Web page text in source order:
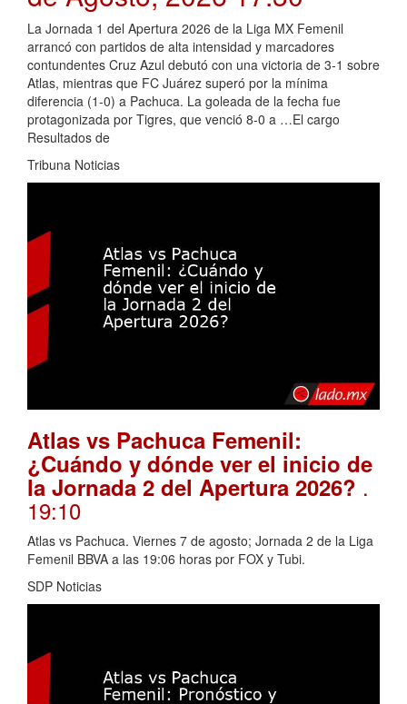
La Jornada 1 del Apertura 2026 de la Liga MX Femenil
arrancó con partidos de alta intensidad y marcadores
contundentes Cruz Azul debutó con una victoria de 3-1 sobre
Atlas, mientras que FC Juárez superó por la mínima
diferencia (1-0) a Pachuca. La goleada de la fecha fue
protagonizada por Tigres, que venció 8-0 a …El cargo
Resultados de
Tribuna Noticias
Atlas vs Pachuca Femenil:
¿Cuándo y dónde ver el inicio de
la Jornada 2 del Apertura 2026? .
19:10
Atlas vs Pachuca. Viernes 7 de agosto; Jornada 2 de la Liga
Femenil BBVA a las 19:06 horas por FOX y Tubi.
SDP Noticias